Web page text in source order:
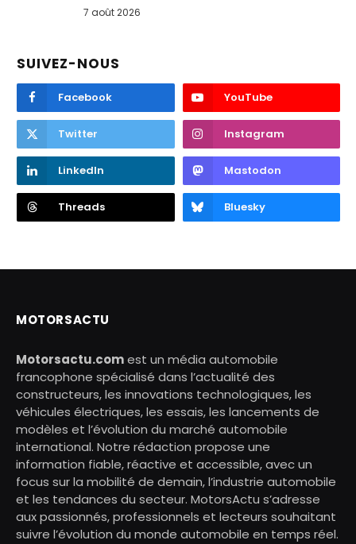
7 août 2026
SUIVEZ-NOUS
Facebook YouTube
Twitter Instagram
LinkedIn Mastodon
Threads Bluesky
MOTORSACTU
Motorsactu.comest un média automobile
francophone spécialisé dans l’actualité des
constructeurs, les innovations technologiques, les
véhicules électriques, les essais, les lancements de
modèles et l’évolution du marché automobile
international. Notre rédaction propose une
information fiable, réactive et accessible, avec un
focus sur la mobilité de demain, l’industrie automobile
et les tendances du secteur. MotorsActu s’adresse
aux passionnés, professionnels et lecteurs souhaitant
suivre l’évolution du monde automobile en temps réel.